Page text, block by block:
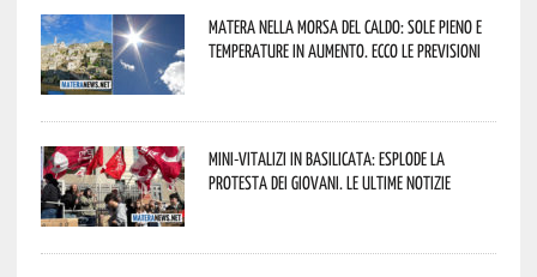
Matera nella morsa del caldo: sole pieno e
temperature in aumento. Ecco le previsioni
Mini-vitalizi in Basilicata: esplode la
protesta dei giovani. Le ultime notizie